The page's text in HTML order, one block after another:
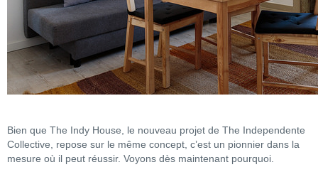
Bien que The Indy House, le nouveau projet de The Independente
Collective, repose sur le même concept, c’est un pionnier dans la
mesure où il peut réussir. Voyons dès maintenant pourquoi.